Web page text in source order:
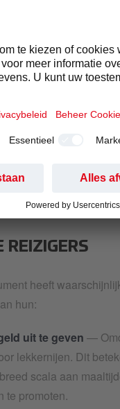
voor de
consumenten
REIZIGERS
heeft
hun:
uit te geven —
lekkernijen. Dit
scala aan
te promoten.